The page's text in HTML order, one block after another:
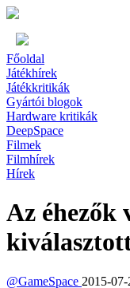
Főoldal
Játékhírek
Játékkritikák
Gyártói blogok
Hardware kritikák
DeepSpace
Filmek
Filmhírek
Hírek
Az éhezők
@GameSpace 2015-